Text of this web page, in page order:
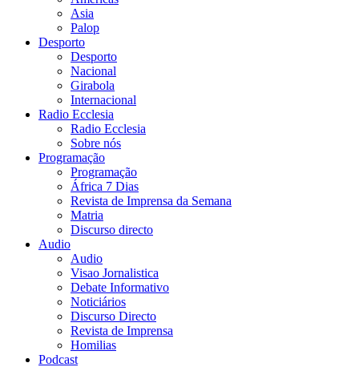
Asia
Palop
Desporto
Desporto
Nacional
Girabola
Internacional
Radio Ecclesia
Radio Ecclesia
Sobre nós
Programação
Programação
África 7 Dias
Revista de Imprensa da Semana
Matria
Discurso directo
Audio
Audio
Visao Jornalistica
Debate Informativo
Noticiários
Discurso Directo
Revista de Imprensa
Homilias
Podcast